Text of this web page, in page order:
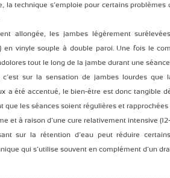
la technique s’emploie pour certains problèmes
allongée, les jambes légèrement
en vinyle souple à double paroi. Une fois le
tout le long de la jambe durant une
sur la sensation de jambes lourdes que
a été accentué, le bien-être est donc tangible
que les séances soient régulières et
et à raison d’une cure relativement intensive
sur la rétention d’eau peut réduire
qui s’utilise souvent en complément d’un